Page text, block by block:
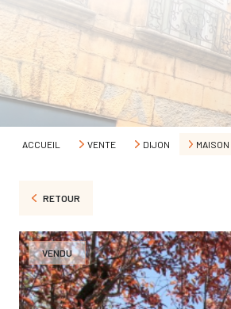
ACCUEIL VENTE DIJON MAISON
RETOUR
VENDU